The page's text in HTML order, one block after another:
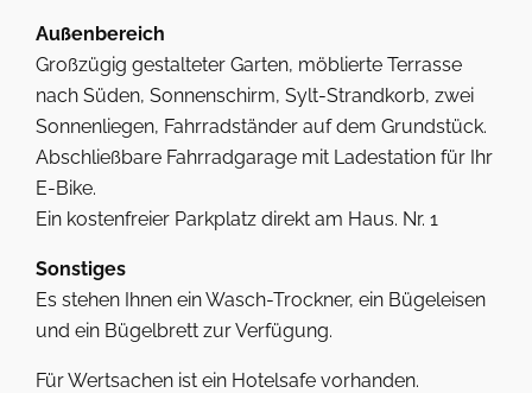
Außenbereich
Großzügig gestalteter Garten, möblierte Terrasse
nach Süden, Sonnenschirm, Sylt-Strandkorb, zwei
Sonnenliegen, Fahrradständer auf dem Grundstück.
Abschließbare Fahrradgarage mit Ladestation für Ihr
E-Bike.
Ein kostenfreier Parkplatz direkt am Haus. Nr. 1
Sonstiges
Es stehen Ihnen ein Wasch-Trockner, ein Bügeleisen
und ein Bügelbrett zur Verfügung.
Für Wertsachen ist ein Hotelsafe vorhanden.